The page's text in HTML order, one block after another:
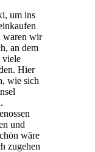
um ins
waren wir
an dem
viele
Hier
wie sich
und
wäre
zugehen